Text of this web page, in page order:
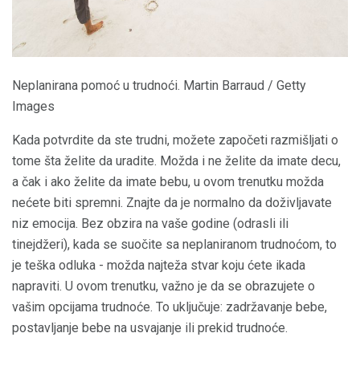
Neplanirana pomoć u trudnoći. Martin Barraud / Getty
Images
Kada potvrdite da ste trudni, možete započeti razmišljati o
tome šta želite da uradite. Možda i ne želite da imate decu,
a čak i ako želite da imate bebu, u ovom trenutku možda
nećete biti spremni. Znajte da je normalno da doživljavate
niz emocija. Bez obzira na vaše godine (odrasli ili
tinejdžeri), kada se suočite sa neplaniranom trudnoćom, to
je teška odluka - možda najteža stvar koju ćete ikada
napraviti. U ovom trenutku, važno je da se obrazujete o
vašim opcijama trudnoće. To uključuje: zadržavanje bebe,
postavljanje bebe na usvajanje ili prekid trudnoće.